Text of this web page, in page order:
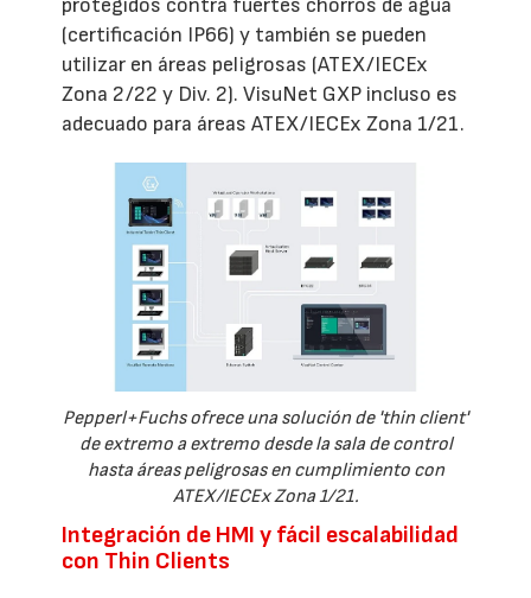
protegidos contra fuertes chorros de agua
(certificación IP66) y también se pueden
utilizar en áreas peligrosas (ATEX/IECEx
Zona 2/22 y Div. 2). VisuNet GXP incluso es
adecuado para áreas ATEX/IECEx Zona 1/21.
Pepperl+Fuchs ofrece una solución de 'thin client'
de extremo a extremo desde la sala de control
hasta áreas peligrosas en cumplimiento con
ATEX/IECEx Zona 1/21.
Integración de HMI y fácil escalabilidad
con Thin Clients